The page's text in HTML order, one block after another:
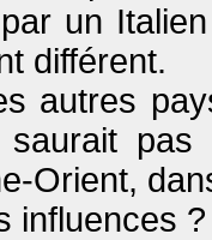
un
différent.
autres
Orient,
influences